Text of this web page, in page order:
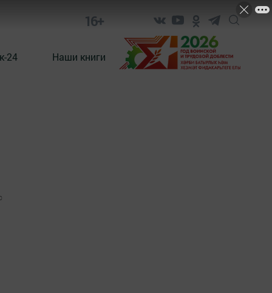
16+
24 Наши книги